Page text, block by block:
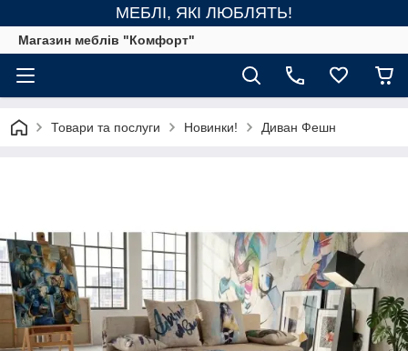
МЕБЛІ, ЯКІ ЛЮБЛЯТЬ!
Магазин меблів "Комфорт"
Товари та послуги Новинки! Диван Фешн